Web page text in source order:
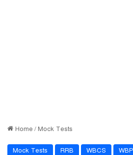
Home /Mock Tests
Mock Tests RRB WBCS WBP